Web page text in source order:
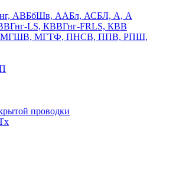
АВБбШв, ААБл, АСБЛ, А, А
LS, КВВГнг-FRLS, КВВ
МГТФ, ПНСВ, ППВ, РПШ,
проводки